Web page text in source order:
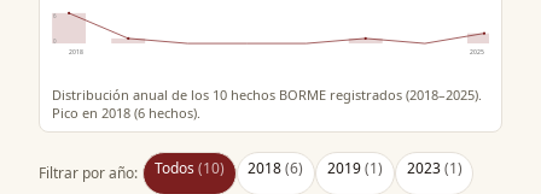
6
0
2018
2025
Distribución anual de los 10 hechos BORME registrados (2018–2025).
Pico en 2018 (6 hechos).
Filtrar por año: Todos (10) 2018(6) 2019(1) 2023(1)